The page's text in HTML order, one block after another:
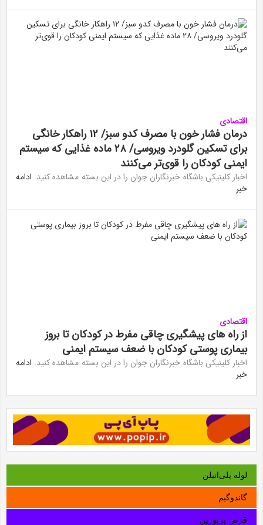
اقتصادی
درمان فشار خون با مصرف کدو سبز/ ۱۲ راهکار خانگی
برای تسکین گلودرد ویروسی/ ۲۸ ماده غذایی که سیستم
ایمنی کودکان را قوی‌تر می‌کنند
اخبار کلینیکی باشگاه خبرنگاران جوان را در این بسته مشاهده کنید. ادامه
خبر
اقتصادی
از راه های پیشگیری چاقی مفرط در کودکان تا بروز
بیماری پوستی کودکان با ضعف سیستم ایمنی
اخبار کلینیکی باشگاه خبرنگاران جوان را در این بسته مشاهده کنید. ادامه
خبر
لوله‌ پلی‌اتیلن
گاندوگیم
قرص پریورین